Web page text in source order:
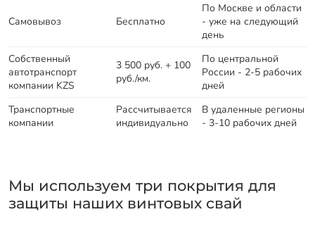
Самовывоз Бесплатно
По Москве и области
- уже на следующий
день
Собственный
автотранспорт
компании KZS
3 500 руб. + 100
руб./км.
По центральной
России - 2-5 рабочих
дней
Транспортные
компании
Рассчитывается
индивидуально
В удаленные регионы
- 3-10 рабочих дней
Мы используем три покрытия для
защиты наших винтовых свай